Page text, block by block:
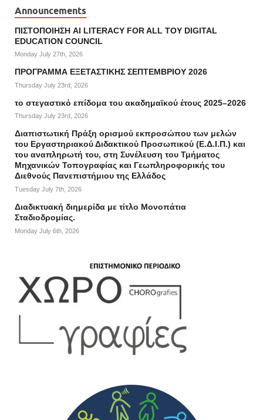
Announcements
ΠΙΣΤΟΠΟΙΗΣΗ AI LITERACY FOR ALL ΤΟΥ DIGITAL
EDUCATION COUNCIL
Monday July 27th, 2026
ΠΡΟΓΡΑΜΜΑ ΕΞΕΤΑΣΤΙΚΗΣ ΣΕΠΤΕΜΒΡΙΟΥ 2026
Thursday July 23rd, 2026
το στεγαστικό επίδομα του ακαδημαϊκού έτους 2025–2026
Thursday July 23rd, 2026
Διαπιστωτική Πράξη ορισμού εκπροσώπου των μελών
του Εργαστηριακού Διδακτικού Προσωπικού (Ε.Δ.Ι.Π.) και
του αναπληρωτή του, στη Συνέλευση του Τμήματος
Μηχανικών Τοπογραφίας και Γεωπληροφορικής του
Διεθνούς Πανεπιστήμιου της Ελλάδος
Tuesday July 7th, 2026
Διαδικτυακή διημερίδα με τίτλο Μονοπάτια
Σταδιοδρομίας.
Monday July 6th, 2026